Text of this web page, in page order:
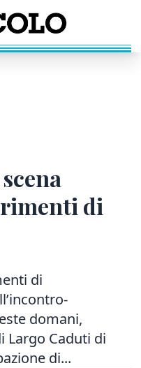
di
di
domani,
Largo Caduti di
di...